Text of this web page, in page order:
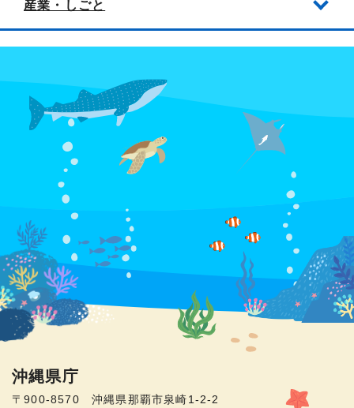
産業・しごと
沖縄県庁
〒900-8570 沖縄県那覇市泉崎1-2-2